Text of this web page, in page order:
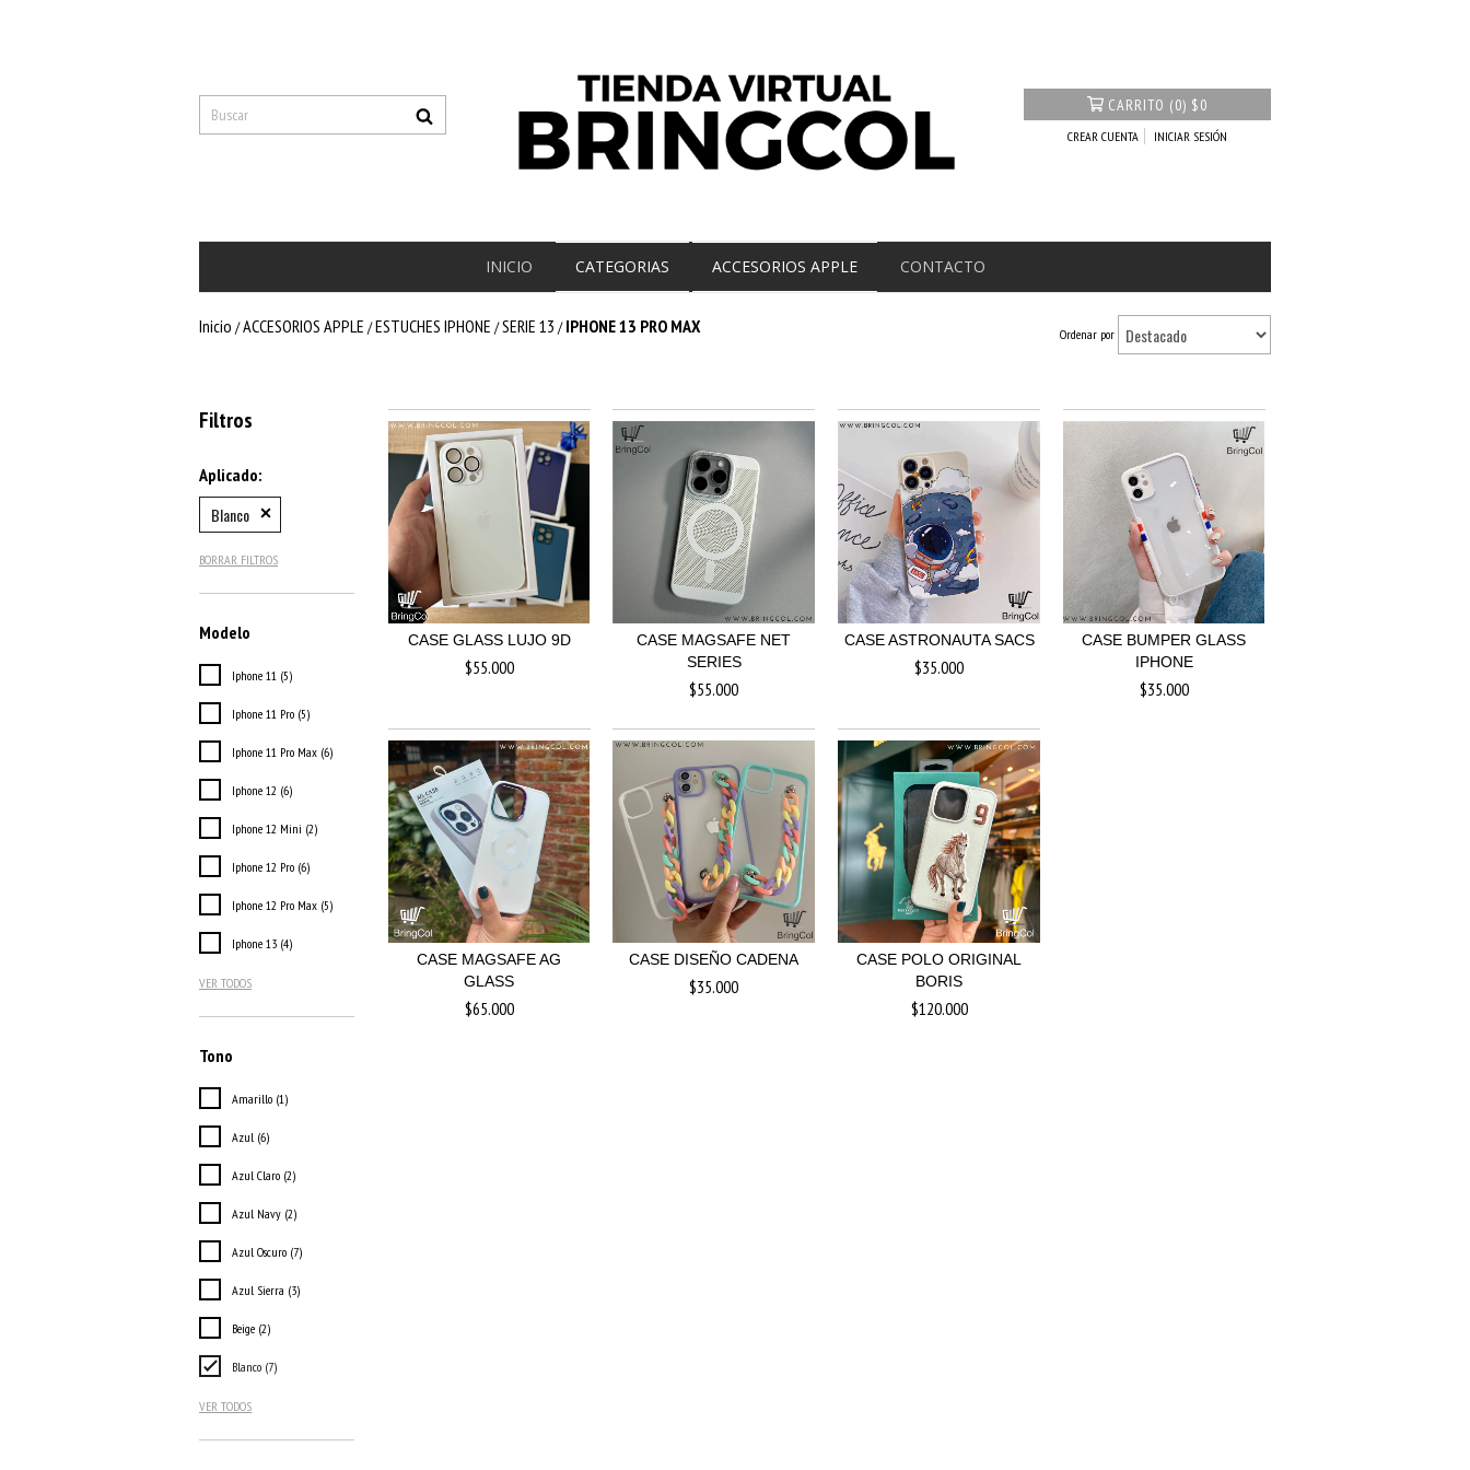
CARRITO (0) $0
CREAR CUENTA INICIAR SESIÓN
INICIO CATEGORIAS ACCESORIOS APPLE CONTACTO
Inicio /ACCESORIOS APPLE /ESTUCHES IPHONE /SERIE 13 / IPHONE 13 PRO MAX Ordenar por
Filtros
Aplicado:
Blanco
BORRAR FILTROS
Modelo
Iphone 11 (5)
Iphone 11 Pro (5)
Iphone 11 Pro Max (6)
Iphone 12 (6)
Iphone 12 Mini (2)
Iphone 12 Pro (6)
Iphone 12 Pro Max (5)
Iphone 13 (4)
VER TODOS
Tono
Amarillo (1)
Azul (6)
Azul Claro (2)
Azul Navy (2)
Azul Oscuro (7)
Azul Sierra (3)
Beige (2)
Blanco (7)
VER TODOS
CASE GLASS LUJO 9D
$55.000
CASE MAGSAFE NET
SERIES
$55.000
CASE ASTRONAUTA SACS
$35.000
CASE BUMPER GLASS
IPHONE
$35.000
CASE MAGSAFE AG
GLASS
$65.000
CASE DISEÑO CADENA
$35.000
CASE POLO ORIGINAL
BORIS
$120.000